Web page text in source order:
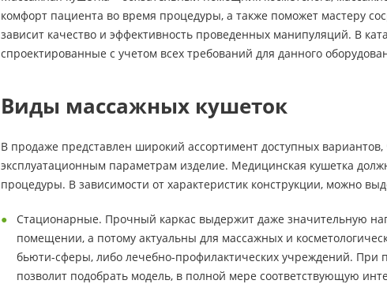
комфорт пациента во время процедуры, а также поможет мастеру
зависит качество и эффективность проведенных манипуляций. В
спроектированные с учетом всех требований для данного
Виды массажных кушеток
В продаже представлен широкий ассортимент доступных
эксплуатационным параметрам изделие. Медицинская кушетка
процедуры. В зависимости от характеристик конструкции, можно
Стационарные. Прочный каркас выдержит даже значительную
помещении, а потому актуальны для массажных и
бьюти-сферы, либо лечебно-профилактических учреждений. При
позволит подобрать модель, в полной мере соответствующую